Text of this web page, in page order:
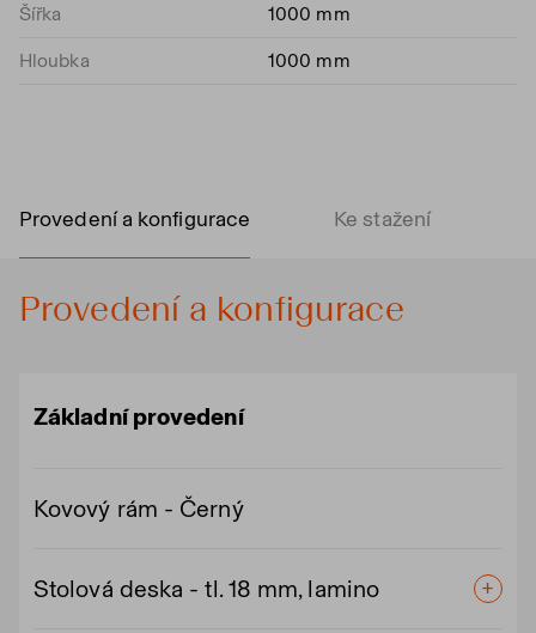
Šířka 1000 mm
Hloubka 1000 mm
Provedení a konfigurace Ke stažení
Provedení a konfigurace
Základní provedení
Kovový rám - Černý
Stolová deska - tl. 18 mm, lamino